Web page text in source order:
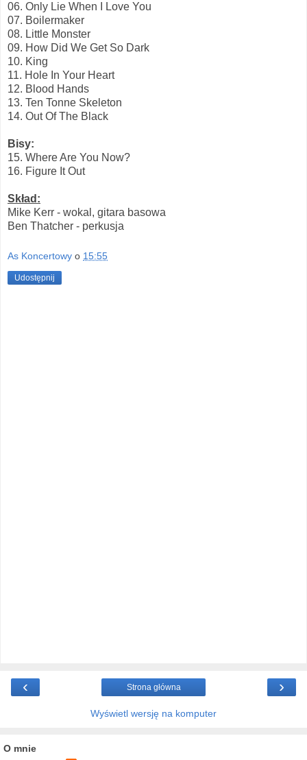
06. Only Lie When I Love You
07. Boilermaker
08. Little Monster
09. How Did We Get So Dark
10. King
11. Hole In Your Heart
12. Blood Hands
13. Ten Tonne Skeleton
14. Out Of The Black
Bisy:
15. Where Are You Now?
16. Figure It Out
Skład:
Mike Kerr - wokal, gitara basowa
Ben Thatcher - perkusja
As Koncertowy o 15:55
Udostępnij
‹ ›
Strona główna
Wyświetl wersję na komputer
O mnie